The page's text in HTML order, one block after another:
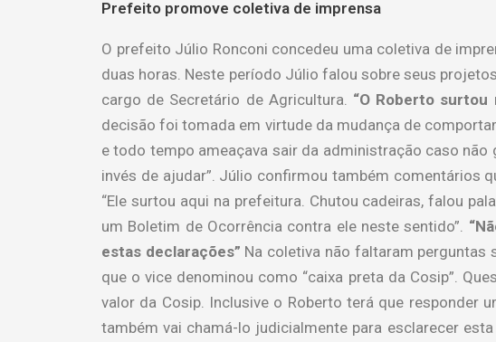
Prefeito promove coletiva de imprensa
O prefeito Júlio Ronconi concedeu uma coletiva de
duas horas. Neste período Júlio falou sobre seus
cargo de Secretário de Agricultura. “O Roberto surtou
decisão foi tomada em virtude da mudança de
e todo tempo ameaçava sair da administração caso
invés de ajudar”. Júlio confirmou também comentários
“Ele surtou aqui na prefeitura. Chutou cadeiras, falou
um Boletim de Ocorrência contra ele neste sentido”.
estas declarações” Na coletiva não faltaram perguntas
que o vice denominou como “caixa preta da Cosip”.
valor da Cosip. Inclusive o Roberto terá que responder
também vai chamá-lo judicialmente para esclarecer esta